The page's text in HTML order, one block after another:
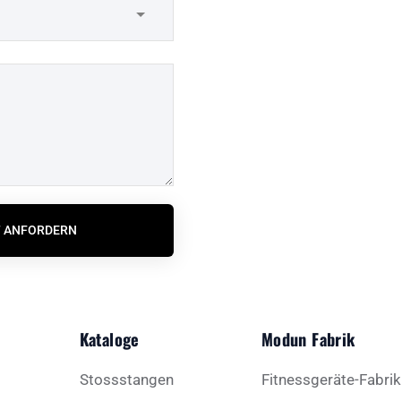
Kataloge
Stossstangen
Modun Fabrik
Fitnessgeräte-Fabrik